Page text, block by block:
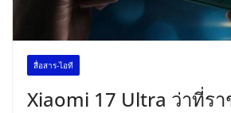
สื่อสาร-ไอที
Xiaomi 17 Ultra ว่าที่ร